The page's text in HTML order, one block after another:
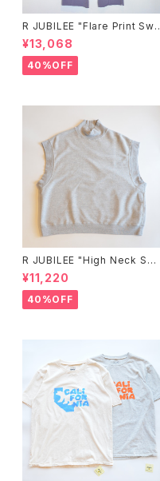
R JUBILEE "Flare Print Swe
at Pants"（Lavender）
¥13,068
40%OFF
R JUBILEE "High Neck Swe
at Vest"(gray)
¥11,220
40%OFF